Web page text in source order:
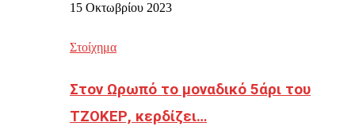
15 Οκτωβρίου 2023
Στοίχημα
Στον Ωρωπό το μοναδικό 5άρι του
ΤΖΟΚΕΡ, κερδίζει…